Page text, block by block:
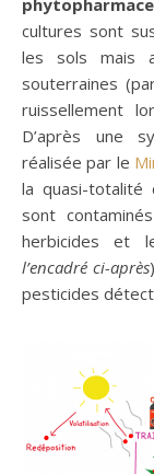
cultures sont
les sols mais
souterraines
ruissellement
D’après une
réalisée par le
la quasi-totalité
sont
herbicides et
l’encadré ci-après
pesticides